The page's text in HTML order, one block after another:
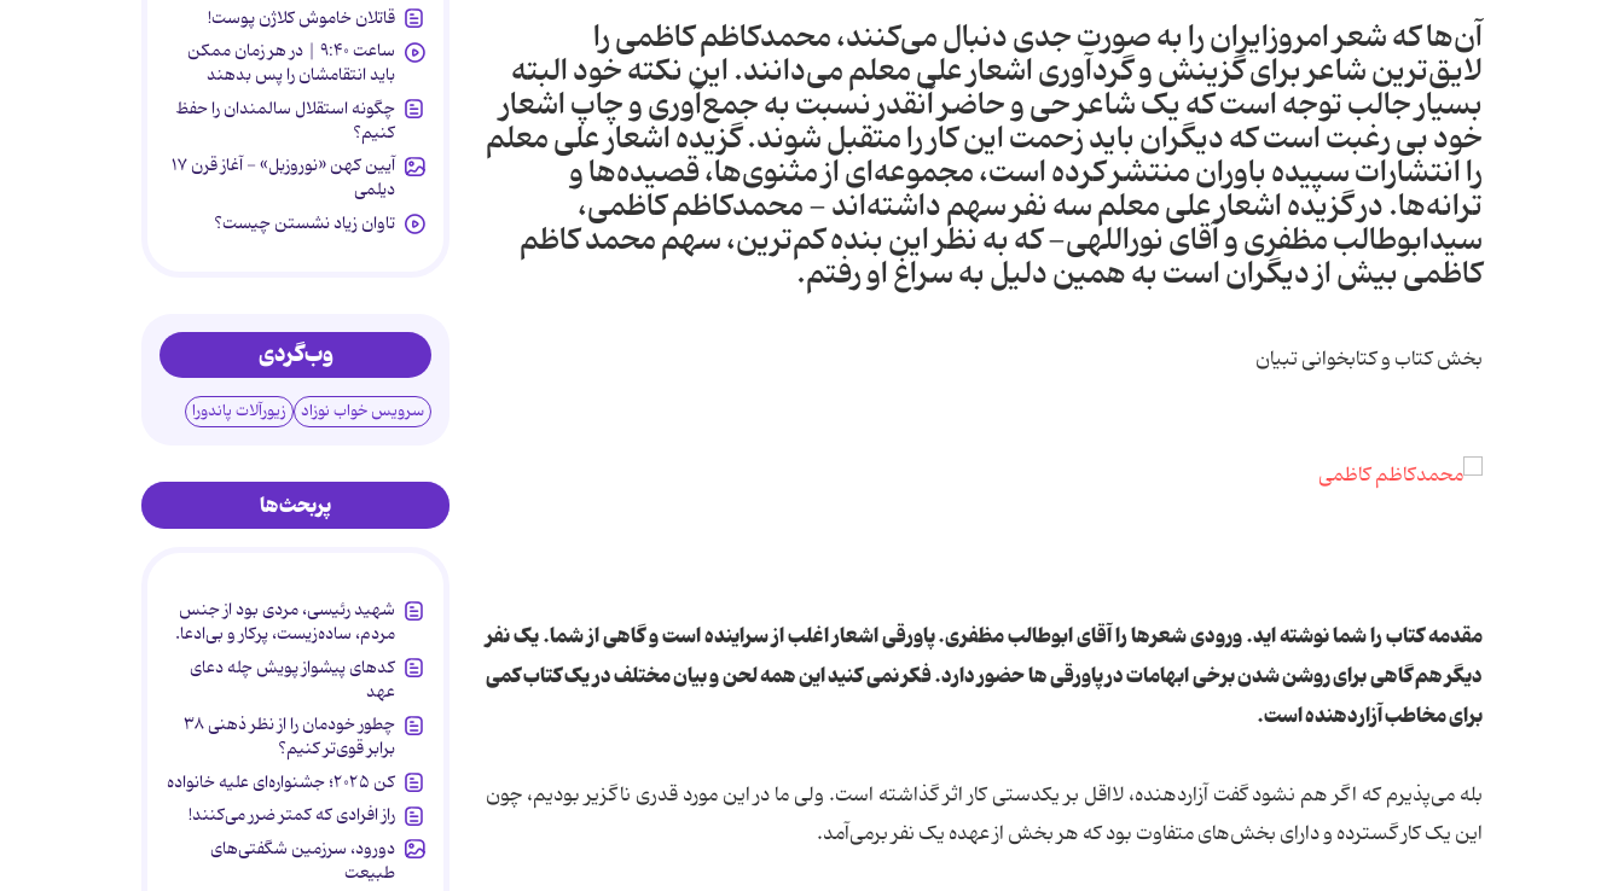
آن‌ها که شعر امروزایران را به صورت جدی دنبال می‌کنند، محمدکاظم کاظمی را
لایق‌ترین شاعر برای گزینش و گردآوری اشعار علی معلم می‌دانند. این نکته خود البته
بسیار جالب توجه است که یک شاعر حی و حاضر آنقدر نسبت به جمع‌آوری و چاپ اشعار
خود بی رغبت است که دیگران باید زحمت این کار را متقبل شوند. گزیده اشعار علی معلم
را انتشارات سپیده باوران منتشر کرده است، مجموعه‌ای از مثنوی‌ها، قصیده‌ها و
ترانه‌ها. در گزیده اشعار علی معلم سه نفر سهم داشته‌اند - محمدکاظم کاظمی،
سیدابوطالب مظفری و آقای نوراللهی- که به نظر این بنده کم‌ترین، سهم محمد کاظم
کاظمی بیش از دیگران است به همین دلیل به سراغ او رفتم.
بخش کتاب و کتابخوانی تبیان
مقدمه کتاب را شما نوشته اید. ورودی شعرها را آقای ابوطالب مظفری. پاورقی اشعار اغلب از سراینده است و گاهی از شما. یک نفر
دیگر هم گاهی برای روشن شدن برخی ابهامات در پاورقی ها حضور دارد. فکر نمی کنید این همه لحن و بیان مختلف در یک کتاب کمی
برای مخاطب آزاردهنده است.
بله می‌پذیرم که اگر هم نشود گفت آزاردهنده، لااقل بر یکدستی کار اثر گذاشته است. ولی ما در این مورد قدری ناگزیر بودیم، چون
این یک کار گسترده و دارای بخش‌های متفاوت بود که هر بخش از عهده یک نفر برمی‌آمد.
قاتلان خاموش کلاژن پوست!
ساعت ۹:۴۰ | در هر زمان ممکن
باید انتقامشان را پس بدهند
چگونه استقلال سالمندان را حفظ
کنیم؟
آیین کهن «نوروزبل» - آغاز قرن ۱۷
دیلمی
تاوان زیاد نشستن چیست؟
وب‌گردی
سرویس خواب نوزاد زیورآلات پاندورا
پربحث‌ها
شهید رئیسی، مردی بود از جنس
مردم، ساده‌زیست، پرکار و بی‌ادعا.
کدهای پیشواز پویش چله دعای
عهد
چطور خودمان را از نظر ذهنی ۳۸
برابر قوی‌تر کنیم؟
کن ۲۰۲۵؛ جشنواره‌ای علیه خانواده
راز افرادی که کمتر ضرر می‌کنند!
دورود، سرزمین شگفتی‌های
طبیعت